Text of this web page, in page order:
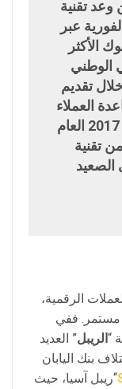
وعد تقنية
عبر
الأكثر
الوطني
تقديم
العملاء
بأكملها، مما يمهد الطريق لجعل 2017 العام
تقنية
الصعيد
الرقمية،
مستمر. ففي
“الريبل” العديد
بنك اليابان
“ريبل آسيا، حيث